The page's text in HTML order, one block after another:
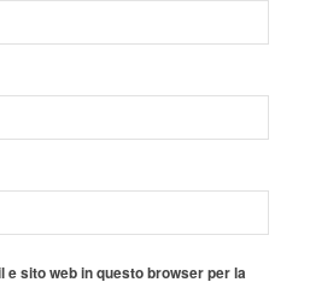
e sito web in questo browser per la